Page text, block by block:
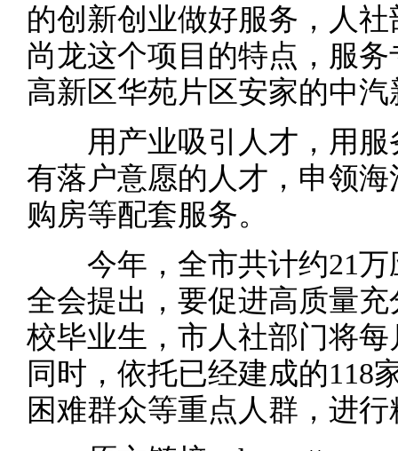
的创新创业做好服务，人
尚龙这个项目的特点，服
高新区华苑片区安家的中
用产业吸引人才，用服
有落户意愿的人才，申领
购房等配套服务。
今年，全市共计约21万
全会提出，要促进高质量
校毕业生，市人社部门将
同时，依托已经建成的118
困难群众等重点人群，进